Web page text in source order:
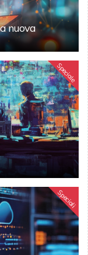
nuova
Speciale
Speciali